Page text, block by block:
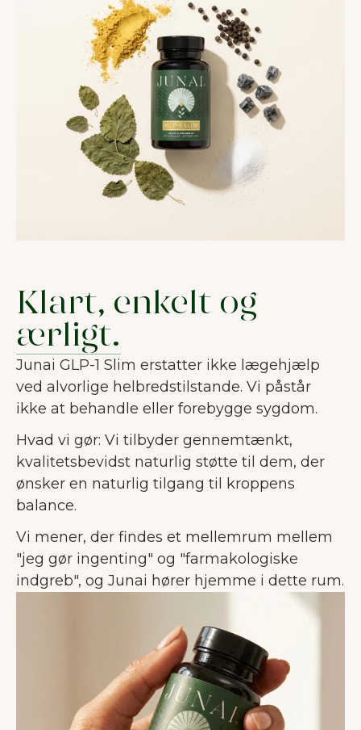
Klart, enkelt og
ærligt.
Junai GLP-1 Slim erstatter ikke lægehjælp
ved alvorlige helbredstilstande. Vi påstår
ikke at behandle eller forebygge sygdom.
Hvad vi gør: Vi tilbyder gennemtænkt,
kvalitetsbevidst naturlig støtte til dem, der
ønsker en naturlig tilgang til kroppens
balance.
Vi mener, der findes et mellemrum mellem
"jeg gør ingenting" og "farmakologiske
indgreb", og Junai hører hjemme i dette rum.